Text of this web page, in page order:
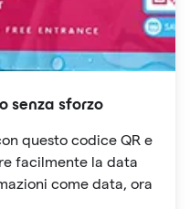
senza sforzo
questo codice QR e
facilmente la data
come data, ora